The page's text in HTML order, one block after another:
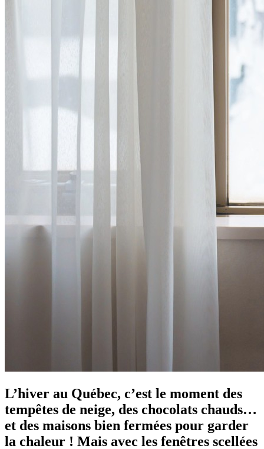
L’hiver au Québec, c’est le moment des
tempêtes de neige, des chocolats chauds…
et des maisons bien fermées pour garder
la chaleur ! Mais avec les fenêtres scellées